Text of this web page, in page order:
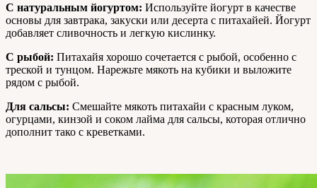
С натуральным йогуртом: Используйте йогурт в качестве
основы для завтрака, закуски или десерта с питахайей. Йогурт
добавляет сливочность и легкую кислинку.
С рыбой: Питахайя хорошо сочетается с рыбой, особенно с
треской и тунцом. Нарежьте мякоть на кубики и выложите
рядом с рыбой.
Для сальсы: Смешайте мякоть питахайи с красным луком,
огурцами, кинзой и соком лайма для сальсы, которая отлично
дополнит тако с креветками.